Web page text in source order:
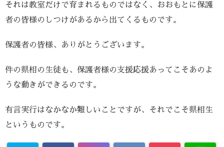
それは教室だけで育まれるものではなく、おおもとに保護
者の皆様のしつけがあるから出てくるものです。
保護者の皆様、ありがとうございます。
件の県相の生徒も、保護者様の支援応援あってこそあのよ
うな動きができるのです。
有言実行はなかなか難しいことですが、それでこそ県相生
というものです。